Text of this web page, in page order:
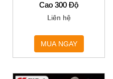
Cao 300 Độ
Liên hệ
MUA NGAY